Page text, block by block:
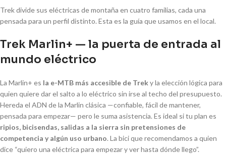
Trek divide sus eléctricas de montaña en cuatro familias, cada una
pensada para un perfil distinto. Esta es la guía que usamos en el local.
Trek Marlin+ — la puerta de entrada al
mundo eléctrico
La Marlin+ es la e-MTB más accesible de Treky la elección lógica para
quien quiere dar el salto a lo eléctrico sin irse al techo del presupuesto.
Hereda el ADN de la Marlin clásica —confiable, fácil de mantener,
pensada para empezar— pero le suma asistencia. Es ideal si tu plan es
ripios, bicisendas, salidas a la sierra sin pretensiones de
competencia y algún uso urbano. La bici que recomendamos a quien
dice “quiero una eléctrica para empezar y ver hasta dónde llego”.